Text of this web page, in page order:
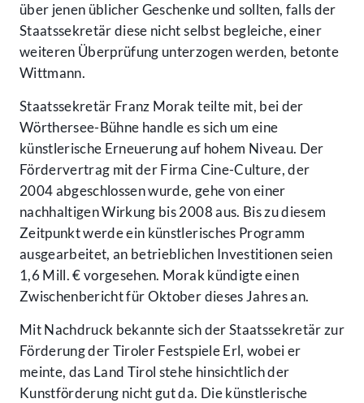
über jenen üblicher Geschenke und sollten, falls der
Staatssekretär diese nicht selbst begleiche, einer
weiteren Überprüfung unterzogen werden, betonte
Wittmann.
Staatssekretär Franz Morak teilte mit, bei der
Wörthersee-Bühne handle es sich um eine
künstlerische Erneuerung auf hohem Niveau. Der
Fördervertrag mit der Firma Cine-Culture, der
2004 abgeschlossen wurde, gehe von einer
nachhaltigen Wirkung bis 2008 aus. Bis zu diesem
Zeitpunkt werde ein künstlerisches Programm
ausgearbeitet, an betrieblichen Investitionen seien
1,6 Mill. € vorgesehen. Morak kündigte einen
Zwischenbericht für Oktober dieses Jahres an.
Mit Nachdruck bekannte sich der Staatssekretär zur
Förderung der Tiroler Festspiele Erl, wobei er
meinte, das Land Tirol stehe hinsichtlich der
Kunstförderung nicht gut da. Die künstlerische